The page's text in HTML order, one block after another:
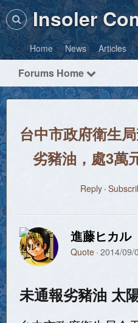
Home News Articles
Forums Home
台中市政府衛生
劣豬油，處3萬
Reply
進藤ヒカル
Quote 2014/09/
未通報劣豬油 太